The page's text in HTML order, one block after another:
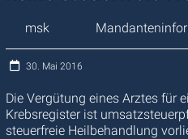
msk
30. Mai 2016
Die Vergütung eines Arztes für
Krebsregister ist
steuerfreie Heilbehandlung